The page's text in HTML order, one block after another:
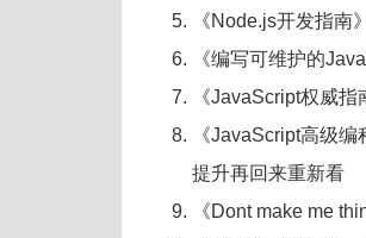
《Node.js开发指南
《编写可维护的
《JavaScript权威
《JavaScript高级
提升再回来重新看
《Dont make me